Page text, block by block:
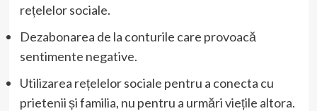
rețelelor sociale.
Dezabonarea de la conturile care provoacă
sentimente negative.
Utilizarea rețelelor sociale pentru a conecta cu
prietenii și familia, nu pentru a urmări viețile altora.